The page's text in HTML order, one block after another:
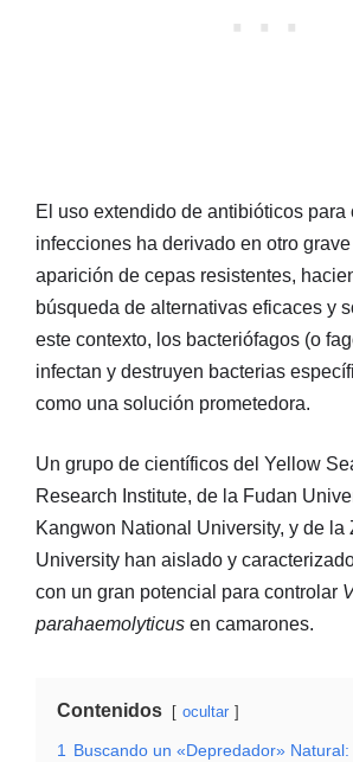
El uso extendido de antibióticos para
infecciones ha derivado en otro
aparición de cepas resistentes,
búsqueda de alternativas eficaces y
este contexto, los bacteriófagos (o
infectan y destruyen bacterias
como una solución prometedora.
Un grupo de científicos del Yellow
Research Institute, de la Fudan
Kangwon National University, y de la
University han aislado y
con un gran potencial para controlar
parahaemolyticus en camarones.
Contenidos ocultar
1
Buscando un «Depredador» Natural: